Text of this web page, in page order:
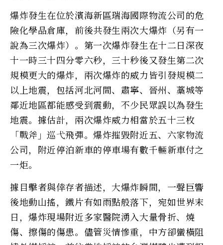
爆炸發生在位於濱海新區瑞海國際物流公司的危
險化學品倉庫，前後共發生兩次大爆炸（另有一
說為三次爆炸）。第一次爆炸發生在十二日深夜
十一時三十四分零六秒，三十秒後又發生第二次
規模更大的爆炸，兩次爆炸的威力皆引發規模二
以上地震，包括河北河間、肅寧、晉州、藁城等
鄰近地區都能感受到震動，不少民眾誤以為發生
地震。據估計，兩次爆炸威力相當於五十三枚
「戰斧」巡弋飛彈。爆炸摧毀附近五、六家物流
公司，附近停泊新車的停車場有數千輛新車付之
一炬。
據目擊者與倖存者描述，大爆炸瞬間，一聲巨響
後地動山搖，鐵片有如雨點般落下，宛如世界末
日，爆炸現場附近多家醫院湧入大量骨折、燒
傷、擦傷的傷患。儘管災情慘重，中方卻蠻橫阻